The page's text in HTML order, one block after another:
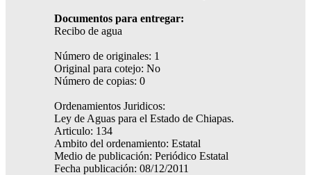
Documentos para entregar:
Recibo de agua
Número de originales: 1
Original para cotejo: No
Número de copias: 0
Ordenamientos Juridicos:
Ley de Aguas para el Estado de Chiapas.
Articulo: 134
Ambito del ordenamiento: Estatal
Medio de publicación: Periódico Estatal
Fecha publicación: 08/12/2011